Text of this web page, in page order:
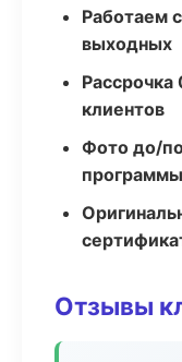
Работаем
выходных
Рассрочка
клиентов
Фото до/
программы
Отзывы